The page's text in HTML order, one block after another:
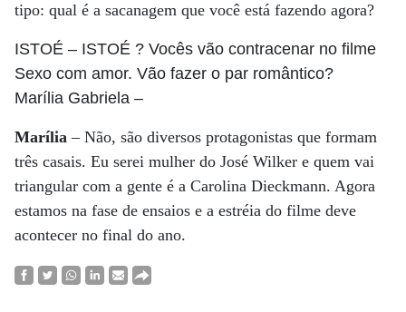
tipo: qual é a sacanagem que você está fazendo agora?
ISTOÉ – ISTOÉ ? Vocês vão contracenar no filme
Sexo com amor. Vão fazer o par romântico?
Marília Gabriela –
Marília – Não, são diversos protagonistas que formam
três casais. Eu serei mulher do José Wilker e quem vai
triangular com a gente é a Carolina Dieckmann. Agora
estamos na fase de ensaios e a estréia do filme deve
acontecer no final do ano.